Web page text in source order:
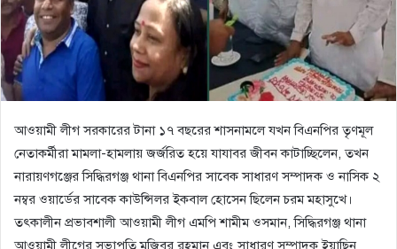
আওয়ামী লীগ সরকারের টানা ১৭ বছরের শাসনামলে যখন বিএনপির তৃণমূল
নেতাকর্মীরা মামলা-হামলায় জর্জরিত হয়ে যাযাবর জীবন কাটাচ্ছিলেন, তখন
নারায়ণগঞ্জের সিদ্ধিরগঞ্জ থানা বিএনপির সাবেক সাধারণ সম্পাদক ও নাসিক ২
নম্বর ওয়ার্ডের সাবেক কাউন্সিলর ইকবাল হোসেন ছিলেন চরম মহাসুখে।
তৎকালীন প্রভাবশালী আওয়ামী লীগ এমপি শামীম ওসমান, সিদ্ধিরগঞ্জ থানা
আওয়ামী লীগের সভাপতি মজিবুর রহমান এবং সাধারণ সম্পাদক ইয়াছিন